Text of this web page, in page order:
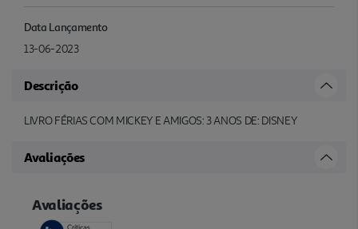
Data Lançamento
13-06-2023
Descrição
LIVRO FÉRIAS COM MICKEY E AMIGOS: 3 ANOS DE: DISNEY
Avaliações